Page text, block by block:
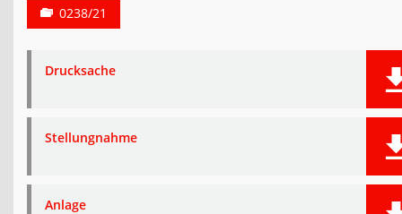
0238/21
Drucksache
Stellungnahme
Anlage